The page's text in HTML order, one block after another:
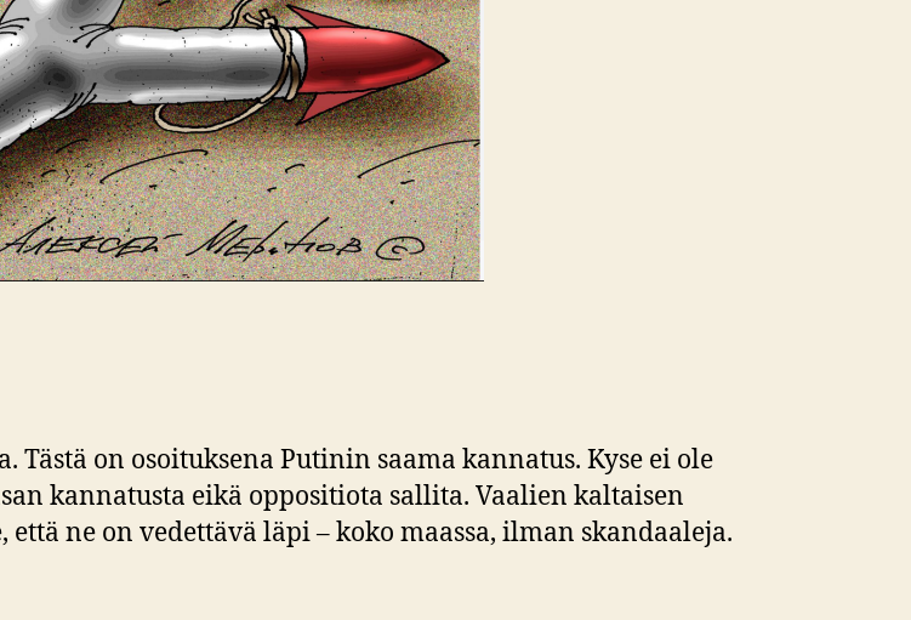
on osoituksena Putinin saama kannatus. Kyse ei ole
kannatusta eikä oppositiota sallita. Vaalien kaltaisen
ne on vedettävä läpi – koko maassa, ilman skandaaleja.